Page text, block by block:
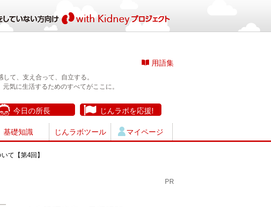
用語集
て、支え合って、自立する。
気に生活するためのすべてがここに。
今日の所長 じんラボを応援!
基礎知識 じんラボツール マイページ
て【第4回】
PR